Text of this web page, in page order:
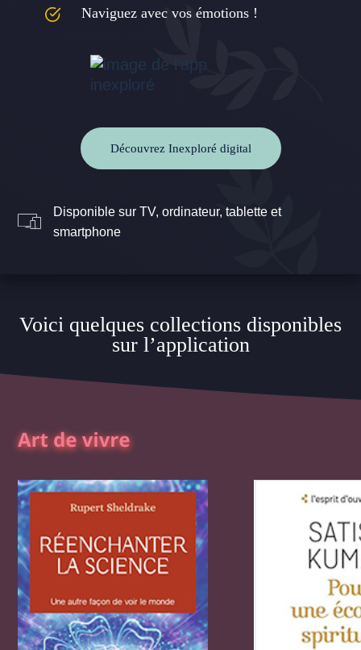
Naviguez avec vos émotions !
Découvrez Inexploré digital
Disponible sur TV, ordinateur, tablette et
smartphone
Voici quelques collections disponibles
sur l’application